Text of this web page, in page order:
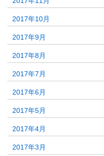
2017年10月
2017年9月
2017年8月
2017年7月
2017年6月
2017年5月
2017年4月
2017年3月